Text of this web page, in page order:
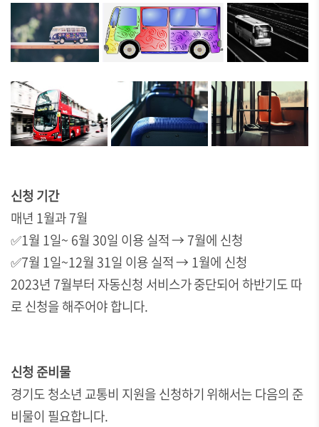
신청 기간
매년 1월과 7월
✅1월 1일~ 6월 30일 이용 실적 → 7월에 신청
✅7월 1일~12월 31일 이용 실적 → 1월에 신청
2023년 7월부터 자동신청 서비스가 중단되어 하반기도 따
로 신청을 해주어야 합니다.
신청 준비물
경기도 청소년 교통비 지원을 신청하기 위해서는 다음의 준
비물이 필요합니다.